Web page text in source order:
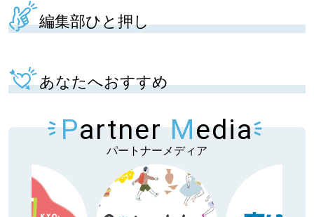
編集部ひと押し
あなたへおすすめ
Partner Media
パートナーメディア